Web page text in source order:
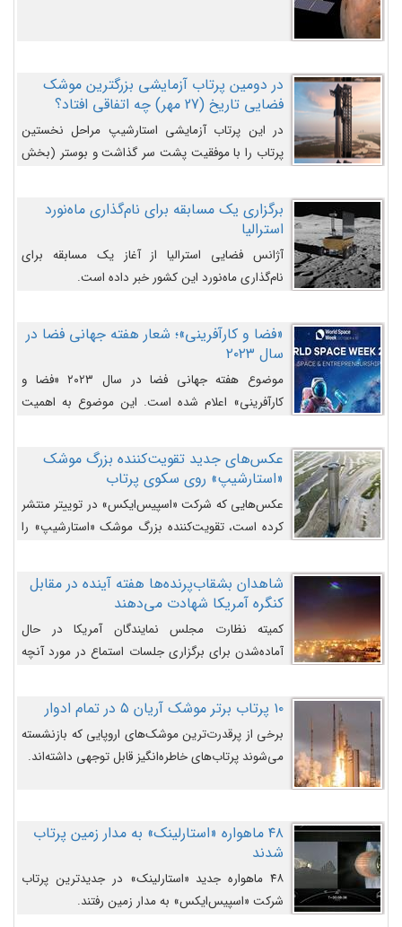
در دومین پرتاب آزمایشی بزرگترین موشک
فضایی تاریخ (27 مهر‌) چه اتفاقی افتاد؟
در این پرتاب آزمایشی استارشیپ مراحل نخستین
پرتاب را با موفقیت پشت سر گذاشت و بوستر (بخش
را وارد مسیر از پیش تعیین‌شده کند و سپس با یک
مکانیزم جدید با موفقیت از آن جدا شود. ‌
برگزاری یک مسابقه برای نام‌گذاری ماه‌نورد
استرالیا
آژانس فضایی استرالیا از آغاز یک مسابقه برای
نام‌گذاری ماه‌نورد این کشور خبر داده است.
«فضا و کارآفرینی»؛ شعار هفته جهانی فضا در
سال ۲۰۲۳
موضوع هفته جهانی فضا در سال ۲۰۲۳ «فضا و
کارآفرینی» اعلام شده است. این موضوع به اهمیت
روزافزون کارآفرینی در حوزه فضایی و مزایای جدیدی که
کارآفرینان این حوزه ایجاد می‌کنند، می‌پردازد.
عکس‌های جدید تقویت‌کننده بزرگ موشک
«استارشیپ» روی سکوی پرتاب
عکس‌هایی که شرکت «اسپیس‌ایکس» در توییتر منتشر
کرده است، تقویت‌کننده بزرگ موشک «استارشیپ» را
شاهدان بشقاب‌پرنده‌ها هفته آینده در مقابل
کنگره آمریکا شهادت می‌دهند
کمیته نظارت مجلس نمایندگان آمریکا در حال
آماده‌شدن برای برگزاری جلسات استماع در مورد آنچه
می‌دانند، است و قرار است افشاگران یوفوها هفته آینده
در مقابل آنها شهادت دهند.۱۰ پرتاب برتر موشک آریان ۵ در تمام ادوار
برخی از پرقدرت‌ترین موشک‌های اروپایی که بازنشسته
می‌شوند پرتاب‌های خاطره‌انگیز قابل توجهی داشته‌اند.
۴۸ ماهواره «استارلینک» به مدار زمین پرتاب
شدند
۴۸ ماهواره جدید «استارلینک» در جدیدترین پرتاب
شرکت «اسپیس‌ایکس» به مدار زمین رفتند.